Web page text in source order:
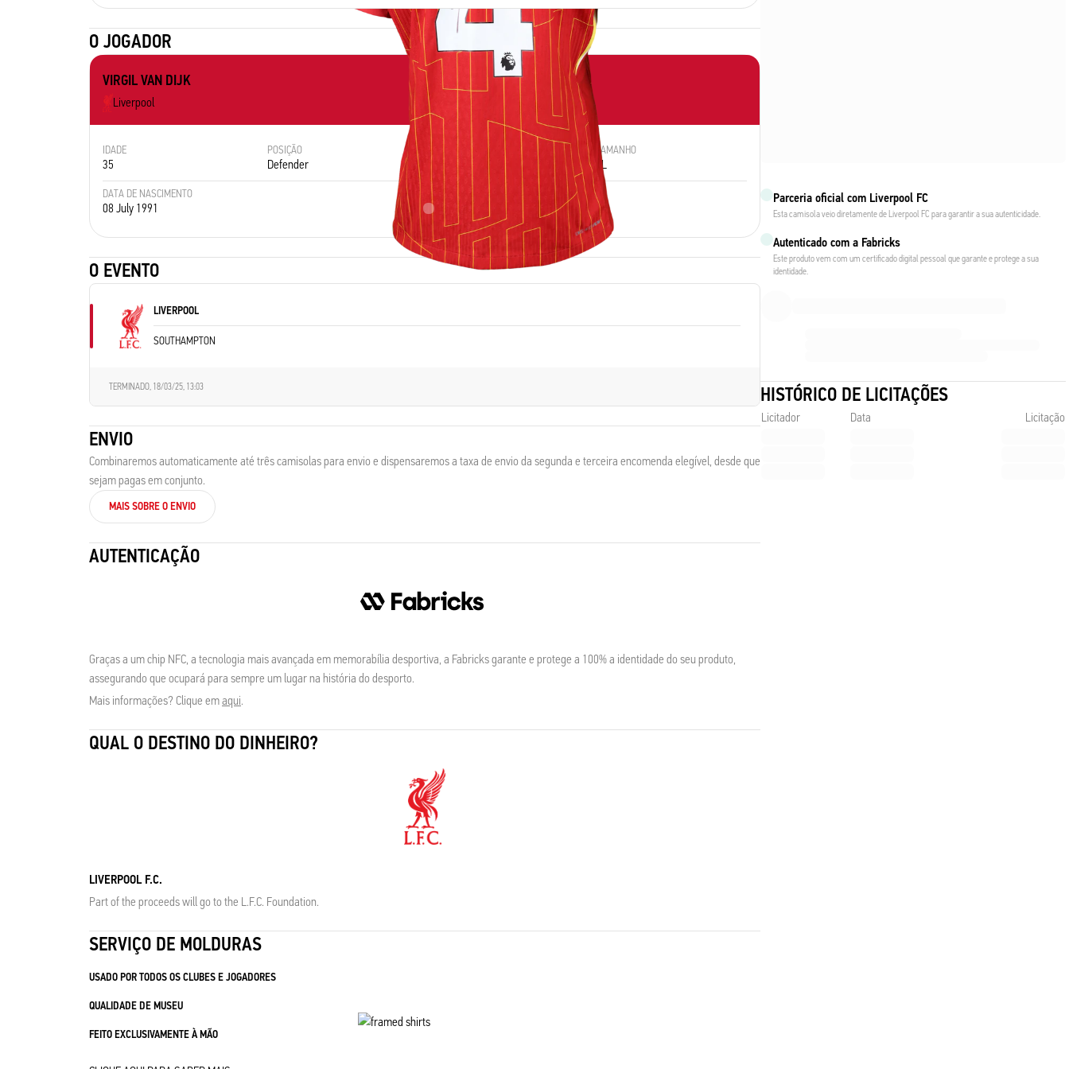
O JOGADOR
VIRGIL VAN DIJK
Liverpool
IDADE
35
POSIÇÃO
Defender 4
TAMANHO
XL
DATA DE NASCIMENTO
08 July 1991
LOCAL DE NASCIMENTO
Breda
O EVENTO
LIVERPOOL
SOUTHAMPTON
TERMINADO, 18/03/25, 13:03
ENVIO
Combinaremos automaticamente até três camisolas para envio e dispensaremos a taxa de envio da segunda e terceira encomenda elegível, desde que
sejam pagas em conjunto.
MAIS SOBRE O ENVIO
AUTENTICAÇÃO
Graças a um chip NFC, a tecnologia mais avançada em memorabília desportiva, a Fabricks garante e protege a 100% a identidade do seu produto,
assegurando que ocupará para sempre um lugar na história do desporto.
Mais informações? Clique emaqui.
QUAL O DESTINO DO DINHEIRO?
LIVERPOOL F.C.
Part of the proceeds will go to the L.F.C. Foundation.
SERVIÇO DE MOLDURAS
USADO POR TODOS OS CLUBES E JOGADORES
QUALIDADE DE MUSEU
FEITO EXCLUSIVAMENTE À MÃO
Parceria oficial com Liverpool FC
Esta camisola veio diretamente de Liverpool FC para garantir a sua autenticidade.
Autenticado com a Fabricks
Este produto vem com um certificado digital pessoal que garante e protege a sua
identidade.
HISTÓRICO DE LICITAÇÕES
Licitador Data Licitação